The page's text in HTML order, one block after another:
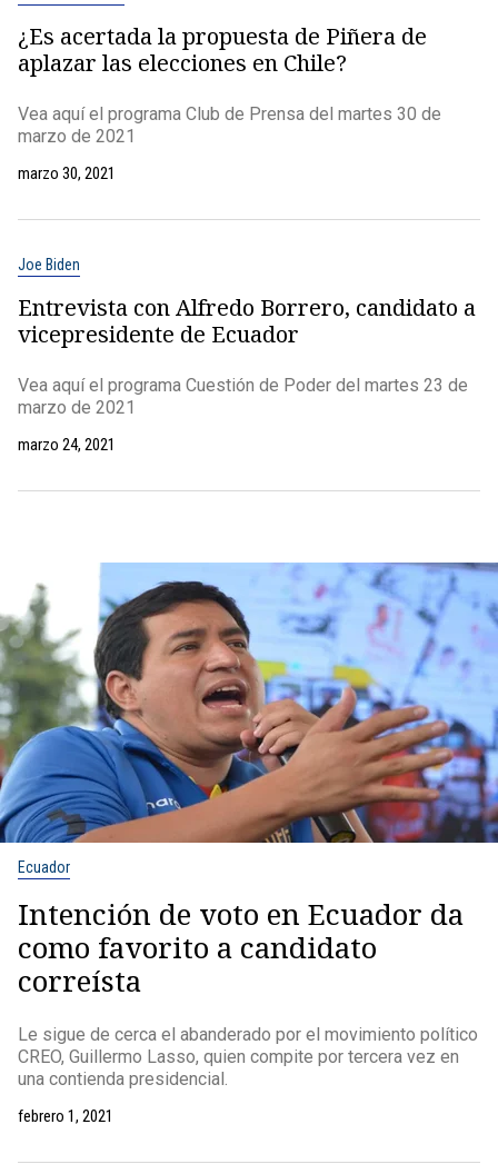
¿Es acertada la propuesta de Piñera de
aplazar las elecciones en Chile?
Vea aquí el programa Club de Prensa del martes 30 de
marzo de 2021
marzo 30, 2021
Joe Biden
Entrevista con Alfredo Borrero, candidato a
vicepresidente de Ecuador
Vea aquí el programa Cuestión de Poder del martes 23 de
marzo de 2021
marzo 24, 2021
Ecuador
Intención de voto en Ecuador da
como favorito a candidato
correísta
Le sigue de cerca el abanderado por el movimiento político
CREO, Guillermo Lasso, quien compite por tercera vez en
una contienda presidencial.
febrero 1, 2021